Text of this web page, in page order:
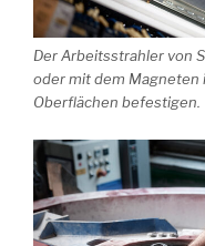
Der Arbeitsstrahler von
oder mit dem Magneten
Oberflächen befestigen.